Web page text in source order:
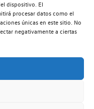
dispositivo. El
procesar datos como el
únicas en este sitio. No
negativamente a ciertas
|Política de privacidad |
ético |